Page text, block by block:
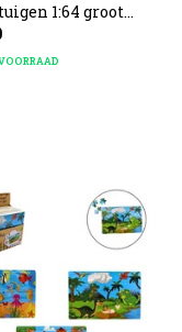
1:64 groot